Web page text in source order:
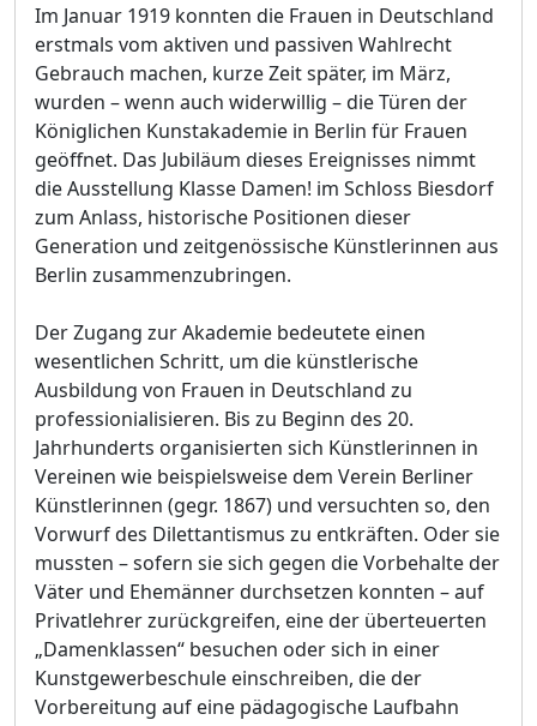
Im Januar 1919 konnten die Frauen in Deutschland
erstmals vom aktiven und passiven Wahlrecht
Gebrauch machen, kurze Zeit später, im März,
wurden – wenn auch widerwillig – die Türen der
Königlichen Kunstakademie in Berlin für Frauen
geöffnet. Das Jubiläum dieses Ereignisses nimmt
die Ausstellung Klasse Damen! im Schloss Biesdorf
zum Anlass, historische Positionen dieser
Generation und zeitgenössische Künstlerinnen aus
Berlin zusammenzubringen.
Der Zugang zur Akademie bedeutete einen
wesentlichen Schritt, um die künstlerische
Ausbildung von Frauen in Deutschland zu
professionialisieren. Bis zu Beginn des 20.
Jahrhunderts organisierten sich Künstlerinnen in
Vereinen wie beispielsweise dem Verein Berliner
Künstlerinnen (gegr. 1867) und versuchten so, den
Vorwurf des Dilettantismus zu entkräften. Oder sie
mussten – sofern sie sich gegen die Vorbehalte der
Väter und Ehemänner durchsetzen konnten – auf
Privatlehrer zurückgreifen, eine der überteuerten
„Damenklassen“ besuchen oder sich in einer
Kunstgewerbeschule einschreiben, die der
Vorbereitung auf eine pädagogische Laufbahn